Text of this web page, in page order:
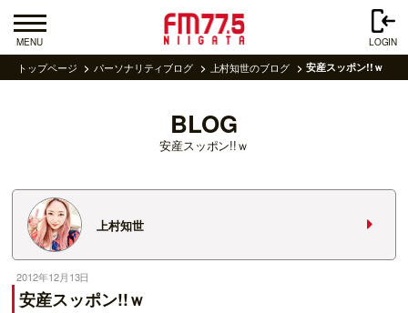
MENU LOGIN
トップページ パーソナリティブログ 上村知世のブログ 安産スッポン!!ｗ
BLOG
安産スッポン!!ｗ
上村知世
2012年12月13日
安産スッポン!!ｗ